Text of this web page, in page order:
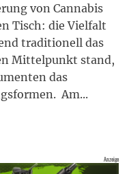
von Cannabis
Tisch: die Vielfalt
traditionell das
Mittelpunkt stand,
das
Am...